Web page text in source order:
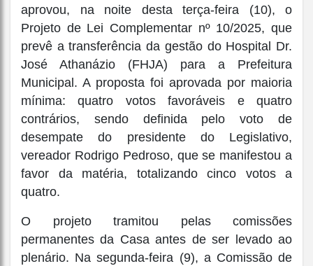
aprovou, na noite desta terça-feira (10), o
Projeto de Lei Complementar nº 10/2025, que
prevê a transferência da gestão do Hospital Dr.
José Athanázio (FHJA) para a Prefeitura
Municipal. A proposta foi aprovada por maioria
mínima: quatro votos favoráveis e quatro
contrários, sendo definida pelo voto de
desempate do presidente do Legislativo,
vereador Rodrigo Pedroso, que se manifestou a
favor da matéria, totalizando cinco votos a
quatro.
O projeto tramitou pelas comissões
permanentes da Casa antes de ser levado ao
plenário. Na segunda-feira (9), a Comissão de